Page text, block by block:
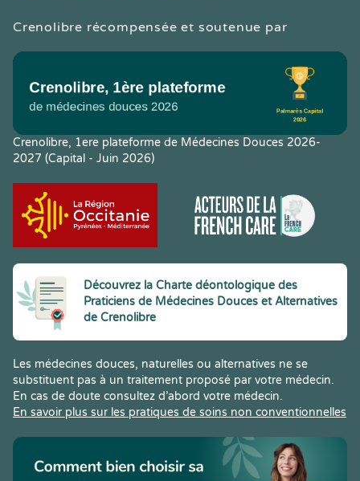
Crenolibre récompensée et soutenue par
Crenolibre, 1ere plateforme de Médecines Douces 2026-
2027 (Capital - Juin 2026)
Découvrez la Charte déontologique des
Praticiens de Médecines Douces et Alternatives
de Crenolibre
Les médecines douces, naturelles ou alternatives ne se
substituent pas à un traitement proposé par votre médecin.
En cas de doute consultez d’abord votre médecin.
En savoir plus sur les pratiques de soins non conventionnelles